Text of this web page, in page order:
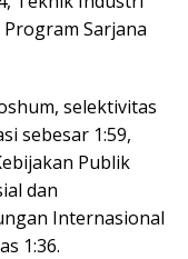
Program Sarjana
selektivitas
sebesar 1:59,
Publik
dan
Internasional
1:36.